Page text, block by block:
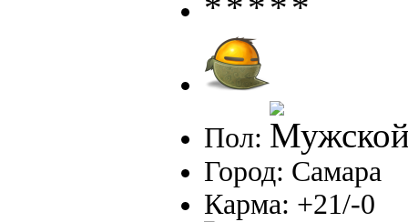
Пол:
Город: Самара
Карма: +21/-0